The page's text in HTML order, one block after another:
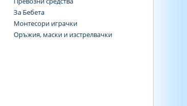
За Бебета
Монтесори играчки
Оръжия, маски и изстрелвачки